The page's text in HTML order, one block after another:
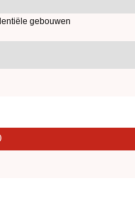
gebouwen